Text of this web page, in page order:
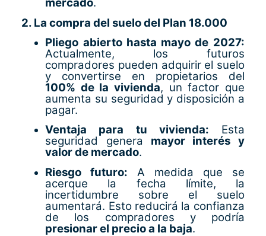
mercado.
2. La compra del suelo del Plan 18.000
Pliego abierto hasta mayo de 2027:
Actualmente, los futuros
compradores pueden adquirir el suelo
y convertirse en propietarios del
100% de la vivienda, un factor que
aumenta su seguridad y disposición a
pagar.
Ventaja para tu vivienda: Esta
seguridad genera mayor interés y
valor de mercado.
Riesgo futuro: A medida que se
acerque la fecha límite, la
incertidumbre sobre el suelo
aumentará. Esto reducirá la confianza
de los compradores y podría
presionar el precio a la baja.